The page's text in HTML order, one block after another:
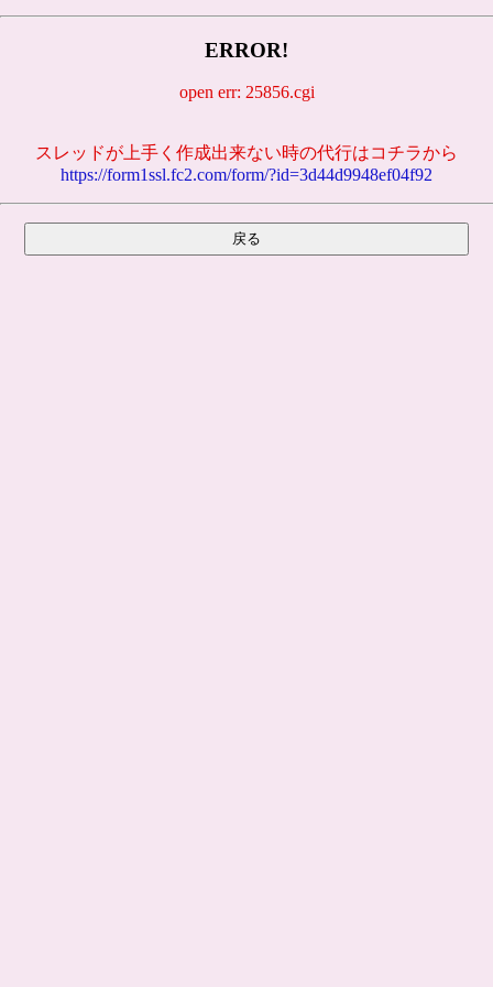
ERROR!
open err: 25856.cgi
スレッドが上手く作成出来ない時の代行はコチラから
https://form1ssl.fc2.com/form/?id=3d44d9948ef04f92